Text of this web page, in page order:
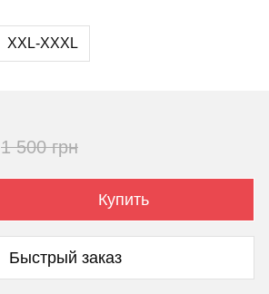
XXL-XXXL
1 500 грн
Купить
Быстрый заказ